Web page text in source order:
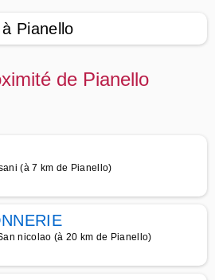
Pianello
de Pianello
(à 7 km de Pianello)
nicolao (à 20 km de Pianello)